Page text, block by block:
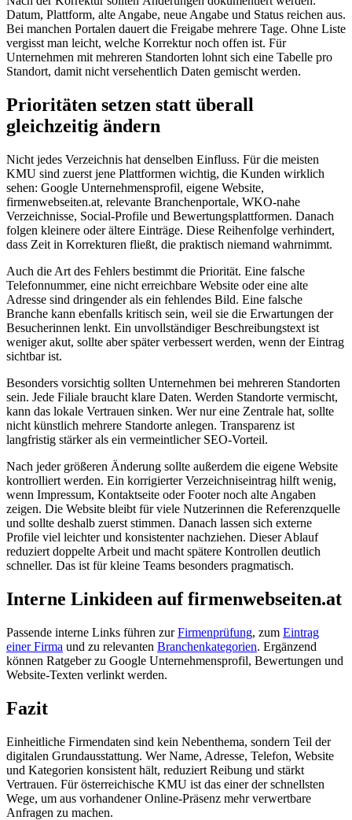
Datum, Plattform, alte Angabe, neue Angabe und Status reichen aus.
Bei manchen Portalen dauert die Freigabe mehrere Tage. Ohne Liste
vergisst man leicht, welche Korrektur noch offen ist. Für
Unternehmen mit mehreren Standorten lohnt sich eine Tabelle pro
Standort, damit nicht versehentlich Daten gemischt werden.
Prioritäten setzen statt überall
gleichzeitig ändern
Nicht jedes Verzeichnis hat denselben Einfluss. Für die meisten
KMU sind zuerst jene Plattformen wichtig, die Kunden wirklich
sehen: Google Unternehmensprofil, eigene Website,
firmenwebseiten.at, relevante Branchenportale, WKO-nahe
Verzeichnisse, Social-Profile und Bewertungsplattformen. Danach
folgen kleinere oder ältere Einträge. Diese Reihenfolge verhindert,
dass Zeit in Korrekturen fließt, die praktisch niemand wahrnimmt.
Auch die Art des Fehlers bestimmt die Priorität. Eine falsche
Telefonnummer, eine nicht erreichbare Website oder eine alte
Adresse sind dringender als ein fehlendes Bild. Eine falsche
Branche kann ebenfalls kritisch sein, weil sie die Erwartungen der
Besucherinnen lenkt. Ein unvollständiger Beschreibungstext ist
weniger akut, sollte aber später verbessert werden, wenn der Eintrag
sichtbar ist.
Besonders vorsichtig sollten Unternehmen bei mehreren Standorten
sein. Jede Filiale braucht klare Daten. Werden Standorte vermischt,
kann das lokale Vertrauen sinken. Wer nur eine Zentrale hat, sollte
nicht künstlich mehrere Standorte anlegen. Transparenz ist
langfristig stärker als ein vermeintlicher SEO-Vorteil.
Nach jeder größeren Änderung sollte außerdem die eigene Website
kontrolliert werden. Ein korrigierter Verzeichniseintrag hilft wenig,
wenn Impressum, Kontaktseite oder Footer noch alte Angaben
zeigen. Die Website bleibt für viele Nutzerinnen die Referenzquelle
und sollte deshalb zuerst stimmen. Danach lassen sich externe
Profile viel leichter und konsistenter nachziehen. Dieser Ablauf
reduziert doppelte Arbeit und macht spätere Kontrollen deutlich
schneller. Das ist für kleine Teams besonders pragmatisch.
Interne Linkideen auf firmenwebseiten.at
Passende interne Links führen zurFirmenprüfung, zum Eintrag
einer Firma und zu relevanten Branchenkategorien. Ergänzend
können Ratgeber zu Google Unternehmensprofil, Bewertungen und
Website-Texten verlinkt werden.
Fazit
Einheitliche Firmendaten sind kein Nebenthema, sondern Teil der
digitalen Grundausstattung. Wer Name, Adresse, Telefon, Website
und Kategorien konsistent hält, reduziert Reibung und stärkt
Vertrauen. Für österreichische KMU ist das einer der schnellsten
Wege, um aus vorhandener Online-Präsenz mehr verwertbare
Anfragen zu machen.